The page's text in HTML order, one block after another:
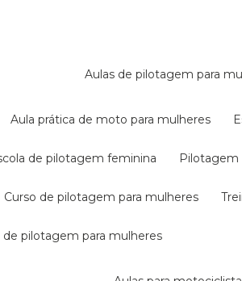
aulas de pilotagem para
aula prática de moto para mulheres
de pilotagem feminina
curso de pilotagem para mulheres
de pilotagem para mulheres